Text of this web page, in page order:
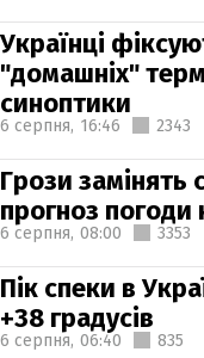
Українці
"домашніх"
синоптики
6 серпня, 16:46 2343
Грози замінять
прогноз погоди
6 серпня, 08:00 3353
Пік спеки в
+38 градусів
6 серпня, 06:40 835